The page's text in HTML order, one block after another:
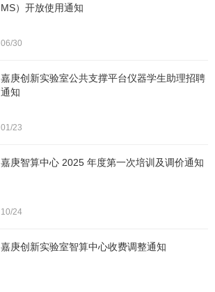
MS）开放使用通知
06/30
嘉庚创新实验室公共支撑平台仪器学生助理招聘
通知
01/23
嘉庚智算中心 2025 年度第一次培训及调价通知
10/24
嘉庚创新实验室智算中心收费调整通知